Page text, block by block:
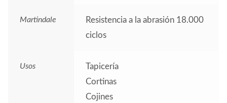
Martindale
Resistencia a la abrasión 18.000
ciclos
Usos
Tapicería
Cortinas
Cojines